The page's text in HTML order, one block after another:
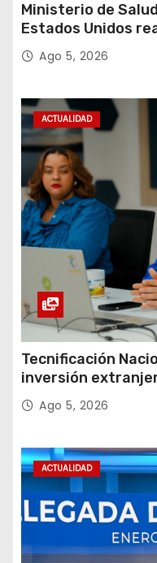
Ministerio de
Estados Unidos
Amistad 2026 en
Ago 5, 2026
ACTUALIDAD
Tecnificación
inversión
Ago 5, 2026
ACTUALIDAD